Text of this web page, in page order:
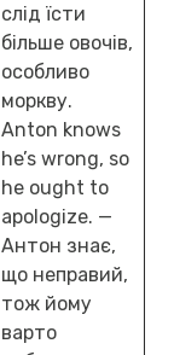
слід їсти
більше овочів,
особливо
моркву.
Anton knows
he’s wrong, so
he ought to
apologize. —
Антон знає,
що неправий,
тож йому
варто